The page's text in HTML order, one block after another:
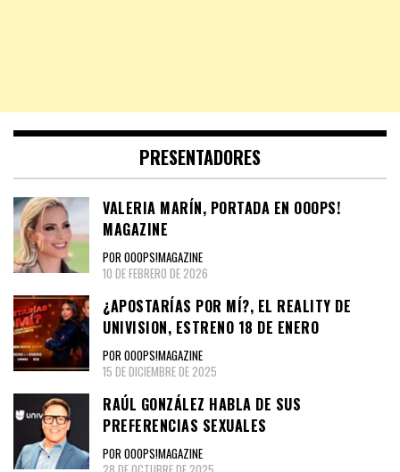
PRESENTADORES
VALERIA MARÍN, PORTADA EN OOOPS!
MAGAZINE
POR OOOPS!MAGAZINE
10 DE FEBRERO DE 2026
¿APOSTARÍAS POR MÍ?, EL REALITY DE
UNIVISION, ESTRENO 18 DE ENERO
POR OOOPS!MAGAZINE
15 DE DICIEMBRE DE 2025
RAÚL GONZÁLEZ HABLA DE SUS
PREFERENCIAS SEXUALES
POR OOOPS!MAGAZINE